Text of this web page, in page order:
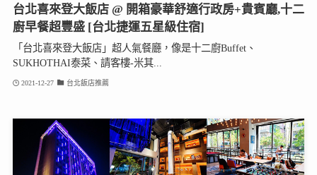
台北喜來登大飯店 @ 開箱豪華舒適行政房+貴賓廳,十二
廚早餐超豐盛 [台北捷運五星級住宿]
「台北喜來登大飯店」超人氣餐廳，像是十二廚Buffet、
SUKHOTHAI泰菜、請客樓-米其...
2021-12-27 台北飯店推薦